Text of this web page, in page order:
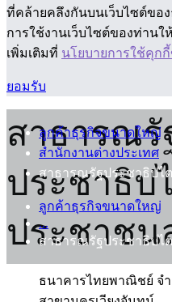
ที่คล้ายคลึงกันบนเว็บไซต์ขอ
การใช้งานเว็บไซต์ของท่านใ
เพิ่มเติมที่ นโยบายการใช้คุก
ยอมรับ
ลูกค้าธุรกิจขนาดใหญ่
สำนักงานต่างประเทศ
สาธารณรัฐประชาธิปไ
ลูกค้าธุรกิจขนาดใหญ่
...
สาธารณรัฐประชาธิปไ
สาธารณรั
ประชาธิป
ประชาชน
ธนาคารไทยพาณิชย์ จ